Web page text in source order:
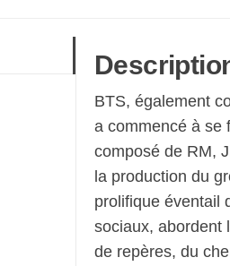
BTS, également
a commencé à se
composé de RM,
la production du
prolifique éventail
sociaux, abordent
de repères, du